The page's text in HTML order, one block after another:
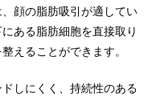
顔の脂肪吸引が適してい
ある脂肪細胞を直接取り
えることができます。
しにくく、持続性のある